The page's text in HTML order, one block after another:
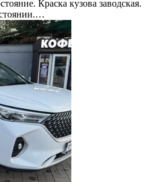
Краска кузова заводская.